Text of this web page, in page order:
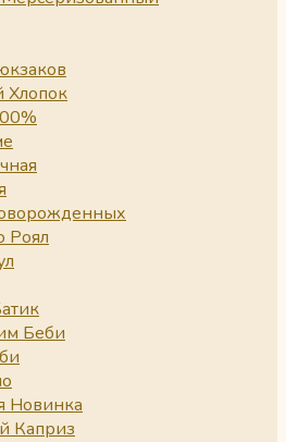
Хлопок
Роял
Беби
Новинка
Каприз